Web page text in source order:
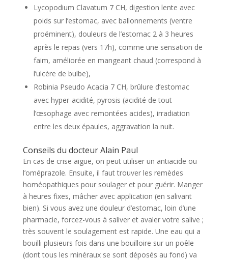
Lycopodium Clavatum 7 CH, digestion lente avec
poids sur l’estomac, avec ballonnements (ventre
proéminent), douleurs de l’estomac 2 à 3 heures
après le repas (vers 17h), comme une sensation de
faim, améliorée en mangeant chaud (correspond à
l’ulcère de bulbe),
Robinia Pseudo Acacia 7 CH, brûlure d’estomac
avec hyper-acidité, pyrosis (acidité de tout
l’œsophage avec remontées acides), irradiation
entre les deux épaules, aggravation la nuit.
Conseils du docteur Alain Paul
En cas de crise aiguë, on peut utiliser un antiacide ou
l’oméprazole. Ensuite, il faut trouver les remèdes
homéopathiques pour soulager et pour guérir. Manger
à heures fixes, mâcher avec application (en salivant
bien). Si vous avez une douleur d’estomac, loin d’une
pharmacie, forcez-vous à saliver et avaler votre salive ;
très souvent le soulagement est rapide. Une eau qui a
bouilli plusieurs fois dans une bouilloire sur un poêle
(dont tous les minéraux se sont déposés au fond) va